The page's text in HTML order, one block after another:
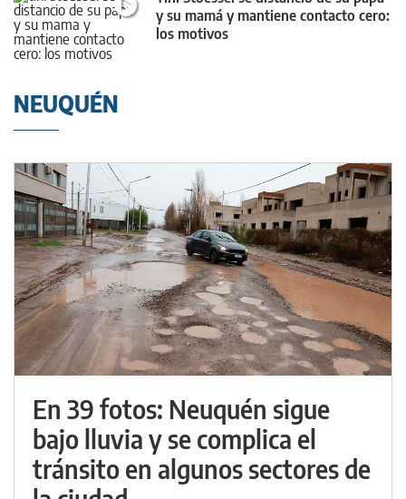
y su mamá y mantiene contacto cero:
los motivos
NEUQUÉN
En 39 fotos: Neuquén sigue
bajo lluvia y se complica el
tránsito en algunos sectores de